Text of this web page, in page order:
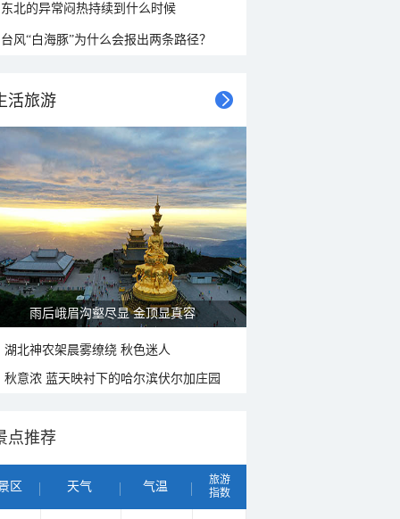
东北的异常闷热持续到什么时候
台风“白海豚”为什么会报出两条路径？
活旅游
雨后峨眉沟壑尽显 金顶显真容
湖北神农架晨雾缭绕 秋色迷人
秋意浓 蓝天映衬下的哈尔滨伏尔加庄园
点推荐
区 天气 气温
旅游
指数